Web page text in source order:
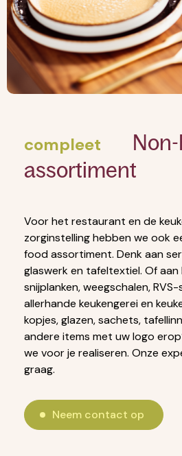
compleet
assortiment
Voor het restaurant en de
zorginstelling hebben we ook
food assortiment. Denk aan
glaswerk en tafeltextiel. Of aan
snijplanken, weegschalen,
allerhande keukengerei en
kopjes, glazen, sachets,
andere items met uw logo
we voor je realiseren. Onze
graag.
Neem contact op